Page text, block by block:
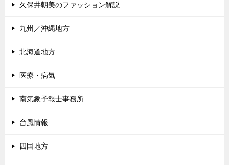
久保井朝美のファッション解説
九州／沖縄地方
北海道地方
医療・病気
南気象予報士事務所
台風情報
四国地方